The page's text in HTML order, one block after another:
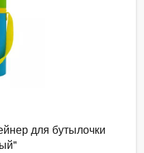
для бутылочки